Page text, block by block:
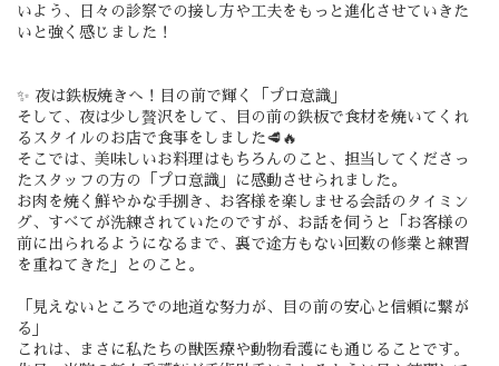
いよう、日々の診察での接し方や工夫をもっと進化させていきた
いと強く感じました！
✨ 夜は鉄板焼きへ！目の前で輝く「プロ意識」
そして、夜は少し贅沢をして、目の前の鉄板で食材を焼いてくれ
るスタイルのお店で食事をしました🥩🔥
そこでは、美味しいお料理はもちろんのこと、担当してくださっ
たスタッフの方の「プロ意識」に感動させられました。
お肉を焼く鮮やかな手捌き、お客様を楽しませる会話のタイミン
グ、すべてが洗練されていたのですが、お話を伺うと「お客様の
前に出られるようになるまで、裏で途方もない回数の修業と練習
を重ねてきた」とのこと。
「見えないところでの地道な努力が、目の前の安心と信頼に繋が
る」
これは、まさに私たちの獣医療や動物看護にも通じることです。